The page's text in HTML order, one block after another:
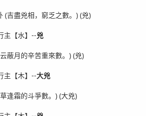
(吉盡兇相，窮乏之數。) (兇)
主【水】--兇
蔽月的辛苦重來數。) (兇)
主【木】--大兇
逢霜的斗爭數。) (大兇)